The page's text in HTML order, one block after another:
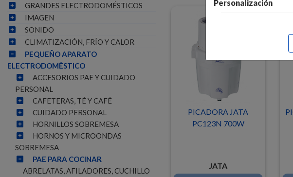
GRANDES ELECTRODOMÉSTICOS
IMAGEN
SONIDO
CLIMATIZACIÓN, FRÍO Y CALOR
PEQUEÑO APARATO
ELECTRODOMÉSTICO
ACCESORIOS PAE Y CUIDADO
PERSONAL
CAFETERAS, TÉ Y CAFÉ
CUIDADO PERSONAL
HORNILLOS SOBREMESA
HORNOS Y MICROONDAS
SOBREMESA
PAE PARA COCINAR
ABRELATAS, AFILADORES, CUCHILLO
PICADORA JATA
PC123N 700W
JATA
Personalización